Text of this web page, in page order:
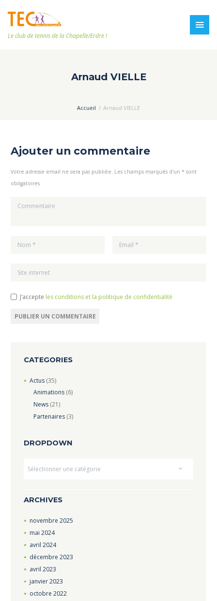
Le club de tennis de la Chapelle/Erdre !
Arnaud VIELLE
Accueil Arnaud VIELLE
Ajouter un commentaire
Votre adresse email ne sera pas publiée. Les champs marqués d'un * sont
obligatoires
J’accepte les conditions et la politique de confidentialité
CATEGORIES
Actus(35)
Animations (6)
News (21)
Partenaires (3)
DROPDOWN
ARCHIVES
novembre 2025
mai 2024
avril 2024
décembre 2023
avril 2023
janvier2023
octobre 2022